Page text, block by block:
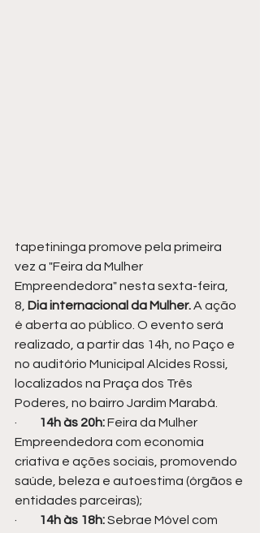
tapetininga promove pela primeira
vez a "Feira da Mulher
Empreendedora" nesta sexta-feira,
8, Dia internacional da Mulher. A ação
é aberta ao público. O evento será
realizado, a partir das 14h, no Paço e
no auditório Municipal Alcides Rossi,
localizados na Praça dos Três
Poderes, no bairro Jardim Marabá.
·
14h às 20h: Feira da Mulher
Empreendedora com economia
criativa e ações sociais, promovendo
saúde, beleza e autoestima (órgãos e
entidades parceiras);
·
14h às 18h: Sebrae Móvel com